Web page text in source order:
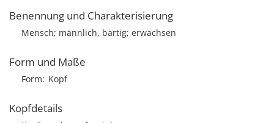
Benennung und Charakterisierung
Mensch; männlich, bärtig; erwachsen
Form und Maße
Form Kopf
Kopfdetails